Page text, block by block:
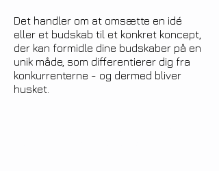
Det handler om at omsætte en idé
eller et budskab til et konkret koncept,
der kan formidle dine budskaber på en
unik måde, som differentierer dig fra
konkurrenterne - og dermed bliver
husket.